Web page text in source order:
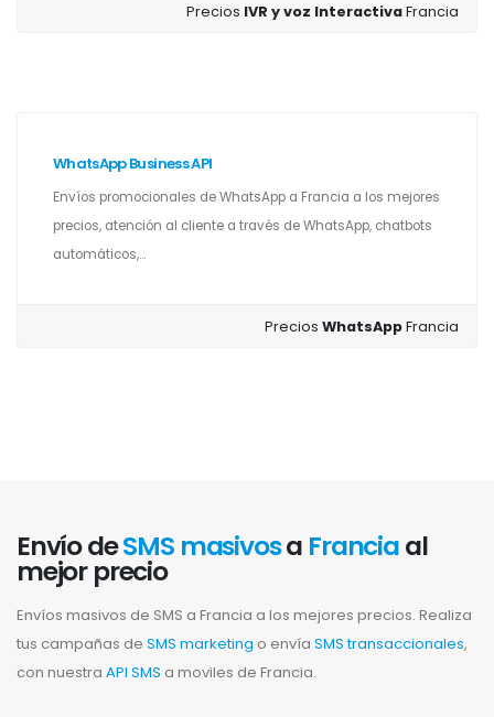
Precios IVR y voz InteractivaFrancia
WhatsApp Business API
Envíos promocionales de WhatsApp a Francia a los mejores
precios, atención al cliente a través de WhatsApp, chatbots
automáticos,...
PreciosWhatsAppFrancia
Envío deSMS masivosa Franciaal
mejor precio
Envíos masivos de SMS a Francia a los mejores precios. Realiza
tus campañas de SMS marketing o envía SMS transaccionales,
con nuestra API SMS a moviles de Francia.